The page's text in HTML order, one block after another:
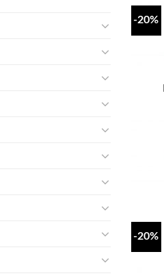
-20%
-20%